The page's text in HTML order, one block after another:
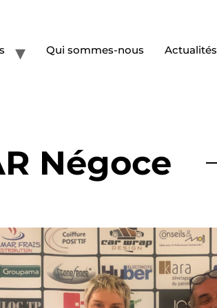
Qui sommes-nous Actualités
Négoce